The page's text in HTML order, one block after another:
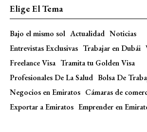
Elige El Tema
Bajo el mismo sol Actualidad Noticias
Entrevistas Exclusivas Trabajar en Dubái
Freelance Visa Tramita tu Golden Visa
Profesionales De La Salud Bolsa De
Negocios en Emiratos Cámaras de
Exportar a Emiratos Emprender en